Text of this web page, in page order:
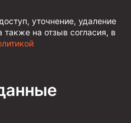
уточнение, удаление
на отзыв согласия, в